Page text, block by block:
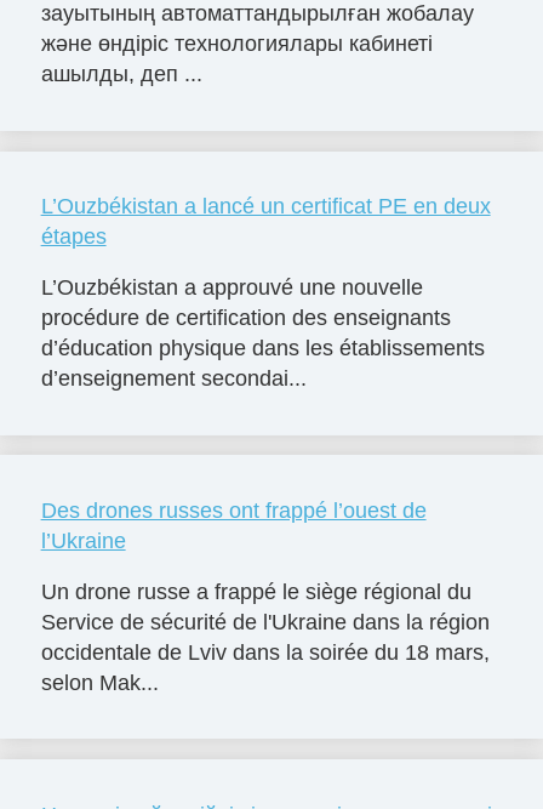
зауытының автоматтандырылған жобалау
және өндіріс технологиялары кабинеті
ашылды, деп ...
L’Ouzbékistan a lancé un certificat PE en deux
étapes
L’Ouzbékistan a approuvé une nouvelle
procédure de certification des enseignants
d’éducation physique dans les établissements
d’enseignement secondai...
Des drones russes ont frappé l’ouest de
l’Ukraine
Un drone russe a frappé le siège régional du
Service de sécurité de l'Ukraine dans la région
occidentale de Lviv dans la soirée du 18 mars,
selon Mak...